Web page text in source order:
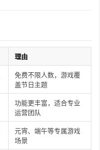
理由
免费不限人数，游戏覆
盖节日主题
功能更丰富，适合专业
运营团队
元宵、端午等专属游戏
场景